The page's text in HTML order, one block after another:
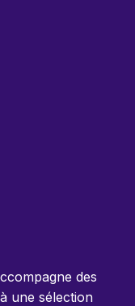
des
une sélection